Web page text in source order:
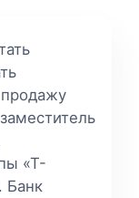
продажу
«Т-
Банк